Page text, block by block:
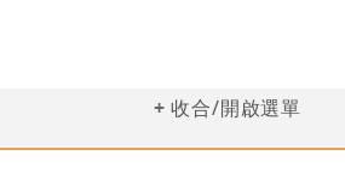
收合/開啟選單